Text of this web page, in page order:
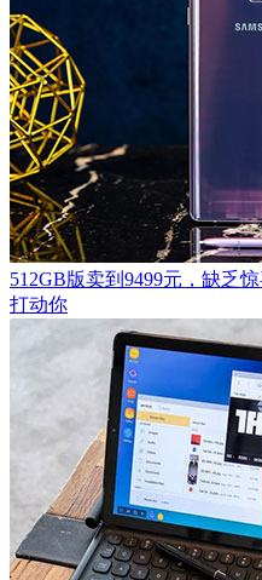
512GB版卖到9499元，缺乏
打动你